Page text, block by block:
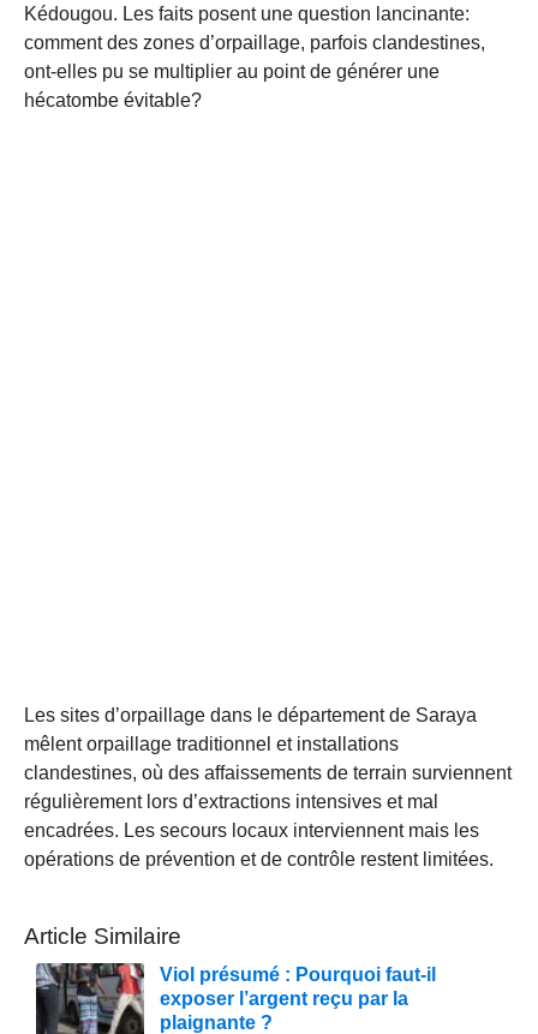
Kédougou. Les faits posent une question lancinante:
comment des zones d’orpaillage, parfois clandestines,
ont-elles pu se multiplier au point de générer une
hécatombe évitable?
Les sites d’orpaillage dans le département de Saraya
mêlent orpaillage traditionnel et installations
clandestines, où des affaissements de terrain surviennent
régulièrement lors d’extractions intensives et mal
encadrées. Les secours locaux interviennent mais les
opérations de prévention et de contrôle restent limitées.
Article Similaire
Viol présumé : Pourquoi faut-il
exposer l’argent reçu par la
plaignante ?